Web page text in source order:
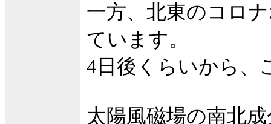
一方、北東のコロ
ています。
4日後くらいから、
太陽風磁場の南北